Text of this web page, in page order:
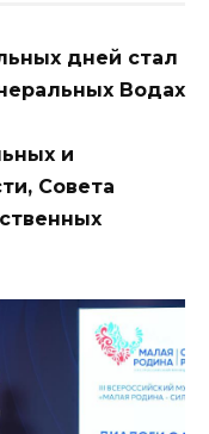
дней стал
Водах
и
Совета